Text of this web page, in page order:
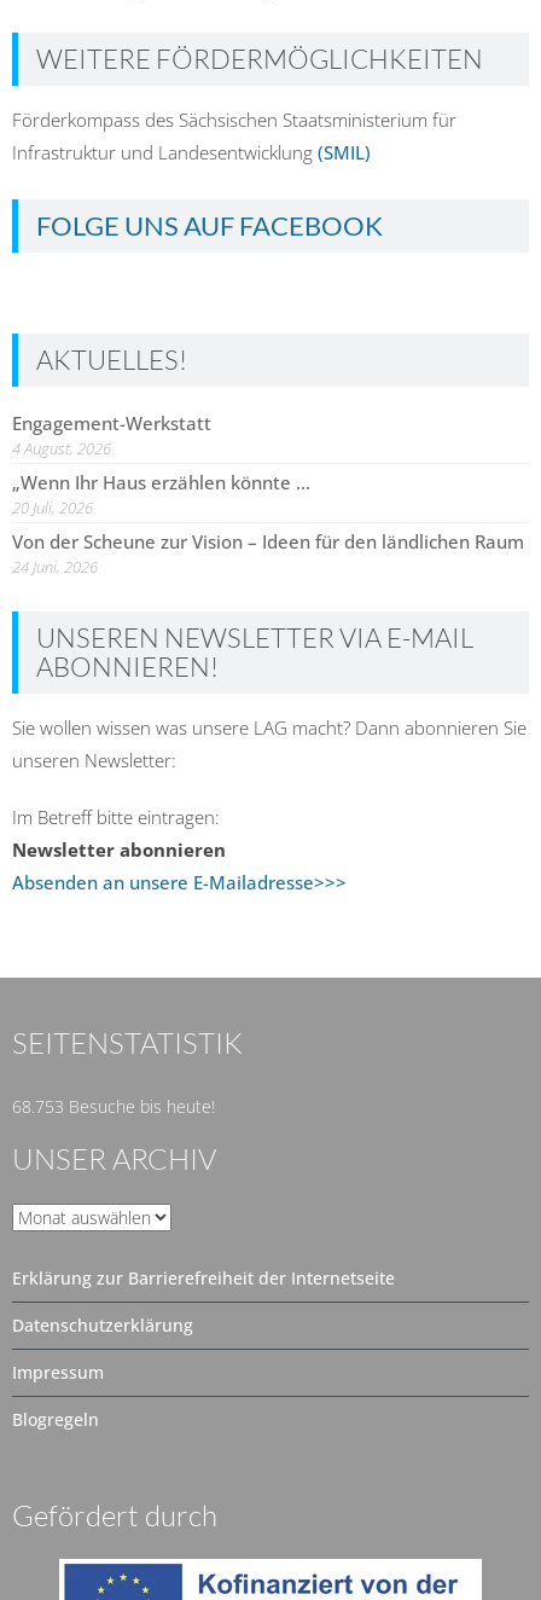
WEITERE FÖRDERMÖGLICHKEITEN
Förderkompass des Sächsischen Staatsministerium für
Infrastruktur und Landesentwicklung (SMIL)
FOLGE UNS AUF FACEBOOK
AKTUELLES!
Engagement-Werkstatt
4 August, 2026
„Wenn Ihr Haus erzählen könnte …
20 Juli, 2026
Von der Scheune zur Vision – Ideen für den ländlichen Raum
24 Juni, 2026
UNSEREN NEWSLETTER VIA E-MAIL
ABONNIEREN!
Sie wollen wissen was unsere LAG macht? Dann abonnieren Sie
unseren Newsletter:
Im Betreff bitte eintragen:
Newsletter abonnieren
Absenden an unsere E-Mailadresse>>>
SEITENSTATISTIK
68.753 Besuche bis heute!
UNSER ARCHIV
Unser
Erklärung zur Barrierefreiheit der Internetseite
Datenschutzerklärung
Impressum
Blogregeln
Gefördert durch